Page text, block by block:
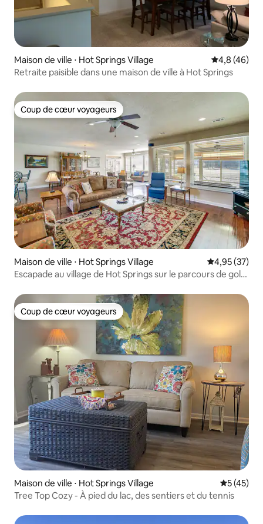
Maison de ville ⋅ Hot Springs Village Évaluation
4,8 (46)
Retraite paisible dans une maison de ville à Hot Springs
Coup de cœur voyageurs
Coup de cœur voyageurs
Maison de ville ⋅ Hot Springs Village Évaluation
4,95 (37)
Escapade au village de Hot Springs sur le parcours de golf
Coup de cœur voyageurs
Coup de cœur voyageurs
Maison de ville ⋅ Hot Springs Village
5 (45)
Tree Top Cozy - À pied du lac, des sentiers et du tennis